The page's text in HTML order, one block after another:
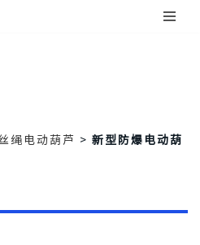
绳电动葫芦 > 新型防爆电动葫